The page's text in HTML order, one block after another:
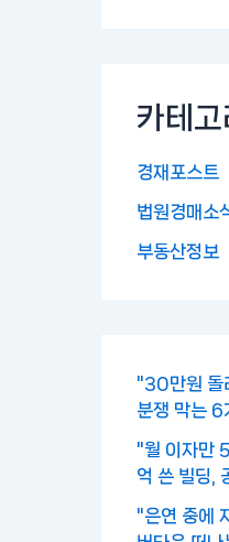
카테고
경재포스트
법원경매소
부동산정보
"30만원 돌
분쟁 막는 6
"월 이자만
억 쓴 빌딩,
"은연 중에